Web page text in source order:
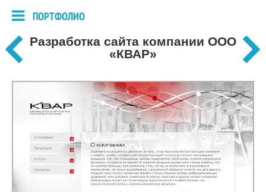
ПОРТФОЛИО
Разработка сайта компании ООО
«КВАР»